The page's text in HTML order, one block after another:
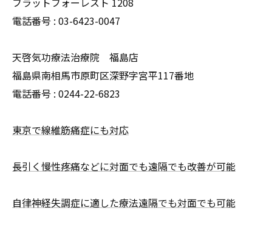
電話番号 : 03-6423-0047
天啓気功療法治療院 福島店
福島県南相馬市原町区深野字宮平117番地
電話番号 : 0244-22-6823
東京で線維筋痛症にも対応
長引く慢性疼痛などに対面でも遠隔でも改善が可能
自律神経失調症に適した療法遠隔でも対面でも可能